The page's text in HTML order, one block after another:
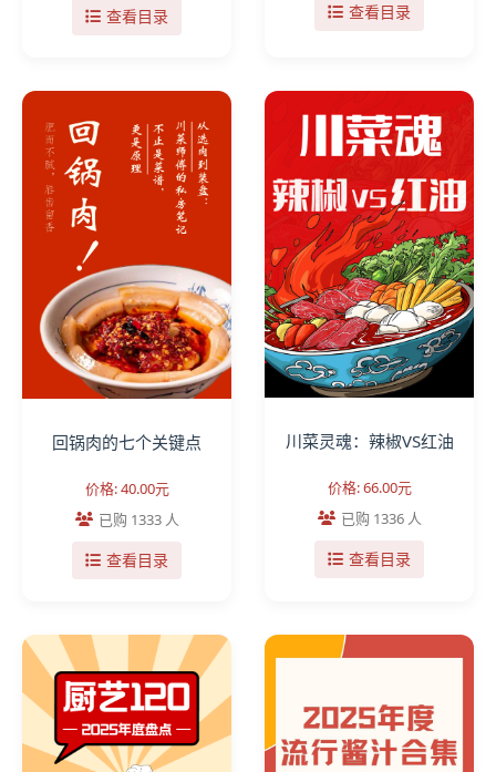
查看目录 查看目录
回锅肉的七个关键点
价格: 40.00元
已购 1333 人
查看目录
川菜灵魂：辣椒VS红油
价格: 66.00元
已购 1336 人
查看目录